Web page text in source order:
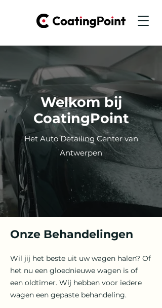
Welkom bij
CoatingPoint
Het Auto Detailing Center van
Antwerpen
Onze Behandelingen
Wil jij het beste uit uw wagen halen? Of
het nu een gloednieuwe wagen is of
een oldtimer. Wij hebben voor iedere
wagen een gepaste behandeling.